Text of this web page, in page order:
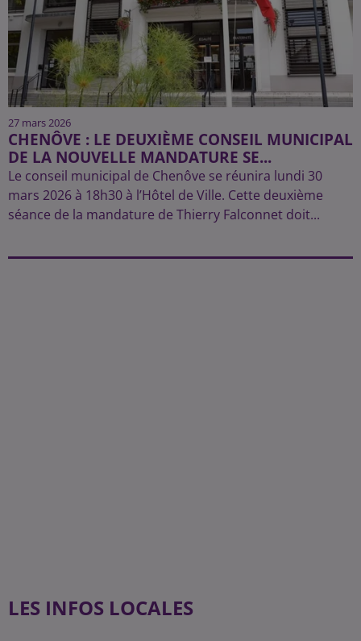
27 mars 2026
CHENÔVE : LE DEUXIÈME CONSEIL MUNICIPAL
DE LA NOUVELLE MANDATURE SE...
Le conseil municipal de Chenôve se réunira lundi 30
mars 2026 à 18h30 à l’Hôtel de Ville. Cette deuxième
séance de la mandature de Thierry Falconnet doit...
LES INFOS LOCALES